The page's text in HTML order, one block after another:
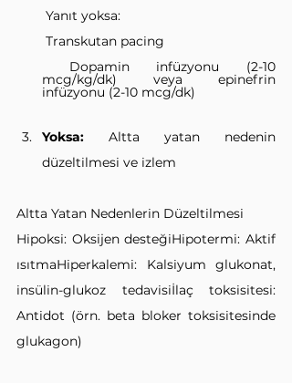
Yanıt yoksa:
Transkutan pacing
mcg/kg/dk) veya epinefrin
infüzyonu (2-10 mcg/dk)
Yoksa: Altta yatan nedenin
düzeltilmesi ve izlem
Altta Yatan Nedenlerin Düzeltilmesi
Hipoksi: Oksijen desteğiHipotermi: Aktif
ısıtmaHiperkalemi: Kalsiyum glukonat,
insülin-glukoz tedavisiİlaç toksisitesi:
Antidot (örn. beta bloker toksisitesinde
glukagon)